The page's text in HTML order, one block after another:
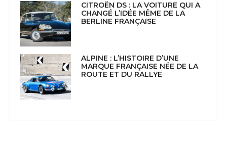
CITROËN DS : LA VOITURE QUI A
CHANGÉ L’IDÉE MÊME DE LA
BERLINE FRANÇAISE
ALPINE : L’HISTOIRE D’UNE
MARQUE FRANÇAISE NÉE DE LA
ROUTE ET DU RALLYE